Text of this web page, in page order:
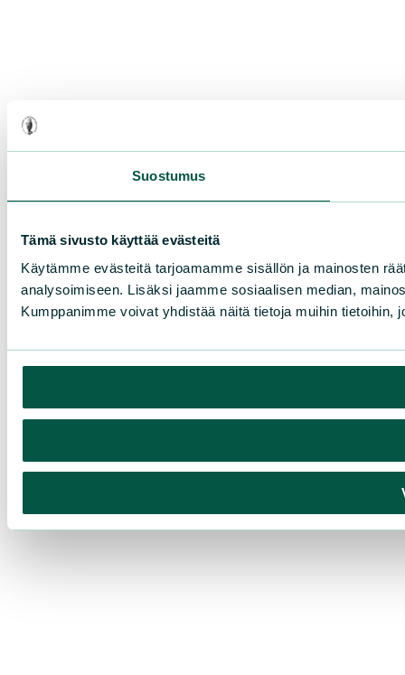
Suostumus
Tämä sivusto käyttää evästeitä
Käytämme evästeitä tarjoamamme sisällön ja mainosten
analysoimiseen. Lisäksi jaamme sosiaalisen median,
Kumppanimme voivat yhdistää näitä tietoja muihin tietoihin,